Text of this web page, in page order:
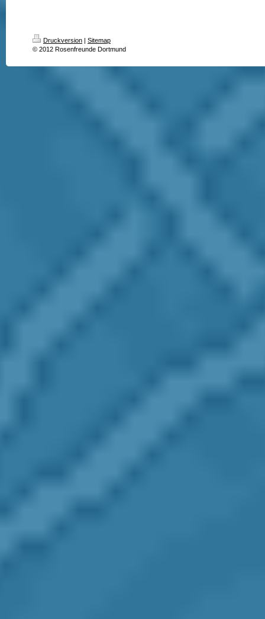
Druckversion | Sitemap
© 2012 Rosenfreunde Dortmund